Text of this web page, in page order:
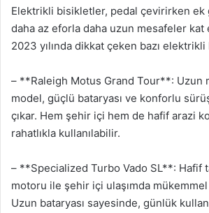
Elektrikli bisikletler, pedal çevirirken ek
daha az eforla daha uzun mesafeler kat
2023 yılında dikkat çeken bazı
– **Raleigh Motus Grand Tour**: Uzun
model, güçlü bataryası ve konforlu
çıkar. Hem şehir içi hem de hafif arazi
rahatlıkla kullanılabilir.
– **Specialized Turbo Vado SL**: Hafif
motoru ile şehir içi ulaşımda
Uzun bataryası sayesinde, günlük